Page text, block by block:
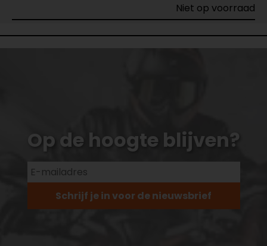
Niet op voorraad
Op de hoogte blijven?
Schrijf je in voor de nieuwsbrief